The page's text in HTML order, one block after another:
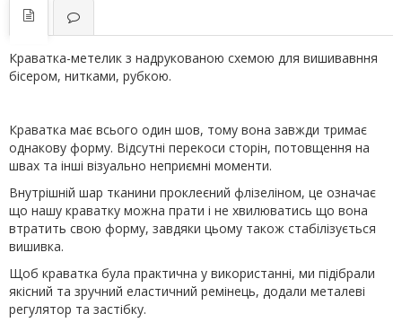
Краватка-метелик з надрукованою схемою для вишивавння
бісером, нитками, рубкою.
Краватка має всього один шов, тому вона завжди тримає
однакову форму. Відсутні перекоси сторін, потовщення на
швах та інші візуально неприємні моменти.
Внутрішній шар тканини проклеєний флізеліном, це означає
що нашу краватку можна прати і не хвилюватись що вона
втратить свою форму, завдяки цьому також стабілізується
вишивка.
Щоб краватка була практична у використанні, ми підібрали
якісний та зручний еластичний ремінець, додали металеві
регулятор та застібку.